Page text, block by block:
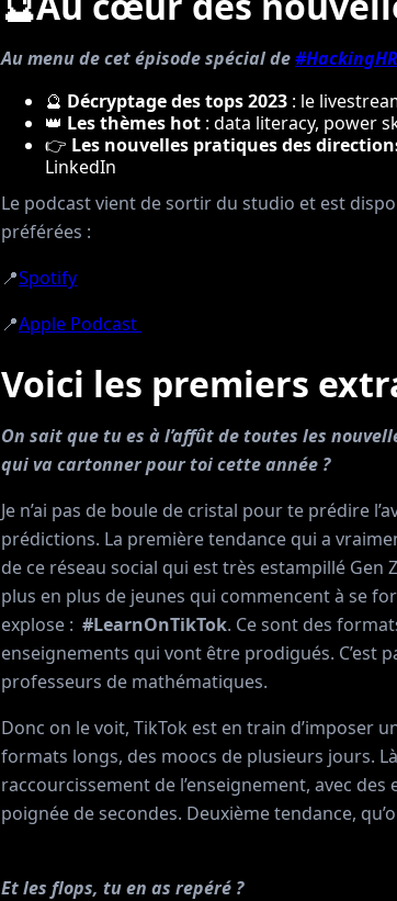
Au menu de cet épisode spécial de#HackingHR
🔮 Décryptage des tops 2023 : le
👑 Les thèmes hot : data literacy, power
👉 Les nouvelles pratiques des
LinkedIn
Le podcast vient de sortir du studio et est
préférées :
📍Spotify
📍Apple Podcast
Voici les premiers
On sait que tu es à l’affût de toutes les
qui va cartonner pour toi cette année ?
Je n’ai pas de boule de cristal pour te prédire
prédictions. La première tendance qui a
de ce réseau social qui est très estampillé
plus en plus de jeunes qui commencent à se
explose : #LearnOnTikTok. Ce sont des
enseignements qui vont être prodigués. C’est
professeurs de mathématiques.
Donc on le voit, TikTok est en train d’imposer
formats longs, des moocs de plusieurs jours.
raccourcissement de l’enseignement, avec
poignée de secondes. Deuxième tendance,
Et les flops, tu en as repéré ?